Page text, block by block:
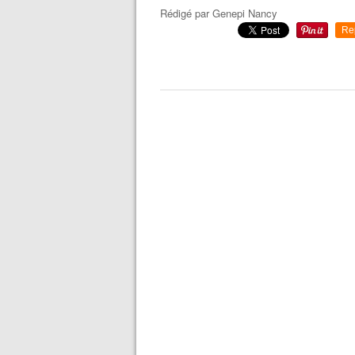
Rédigé parGenepi Nancy